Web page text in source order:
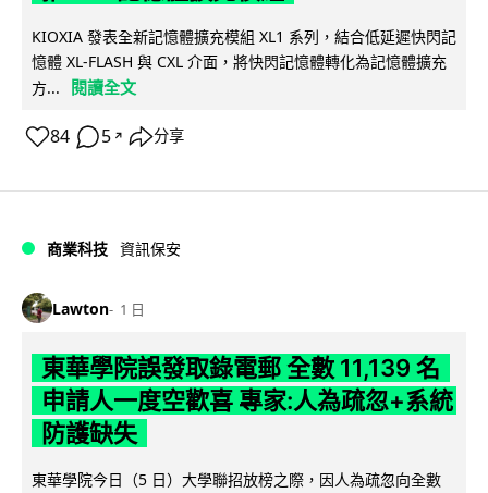
KIOXIA 發表全新記憶體擴充模組 XL1 系列，結合低延遲快閃記
憶體 XL-FLASH 與 CXL 介面，將快閃記憶體轉化為記憶體擴充
方...
閱讀全文
84 5 ↗ 分享
商業科技 資訊保安
Lawton 1 日
東華學院誤發取錄電郵 全數 11,139 名
申請人一度空歡喜 專家:人為疏忽+系統
防護缺失
東華學院今日（5 日）大學聯招放榜之際，因人為疏忽向全數